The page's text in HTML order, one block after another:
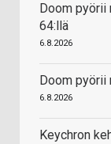
Doom pyörii
64:llä
6.8.2026
Doom
6.8.2026
Keychron